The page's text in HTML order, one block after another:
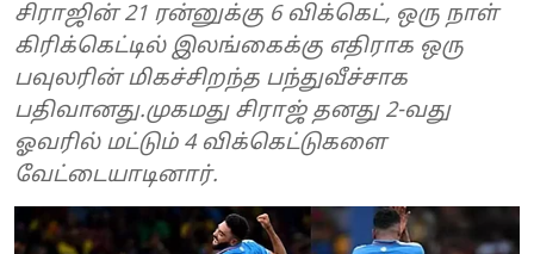
சிராஜின் 21 ரன்னுக்கு 6 விக்கெட், ஒரு நாள்
கிரிக்கெட்டில் இலங்கைக்கு எதிராக ஒரு
பவுலரின் மிகச்சிறந்த பந்துவீச்சாக
பதிவானது.முகமது சிராஜ் தனது 2-வது
ஓவரில் மட்டும் 4 விக்கெட்டுகளை
வேட்டையாடினார்.